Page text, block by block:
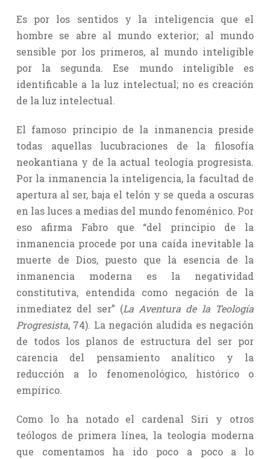
Es por los sentidos y la inteligencia que el
hombre se abre al mundo exterior; al mundo
sensible por los primeros, al mundo inteligible
por la segunda. Ese mundo inteligible es
identificable a la luz intelectual; no es creación
de la luz intelectual.
El famoso principio de la inmanencia preside
todas aquellas lucubraciones de la filosofía
neokantiana y de la actual teología progresista.
Por la inmanencia la inteligencia, la facultad de
apertura al ser, baja el telón y se queda a oscuras
en las luces a medias del mundo fenoménico. Por
eso afirma Fabro que “del principio de la
inmanencia procede por una caída inevitable la
muerte de Dios, puesto que la esencia de la
inmanencia moderna es la negatividad
constitutiva, entendida como negación de la
inmediatez del ser” (La Aventura de la Teología
Progresista, 74). La negación aludida es negación
de todos los planos de estructura del ser por
carencia del pensamiento analítico y la
reducción a lo fenomenológico, histórico o
empírico.
Como lo ha notado el cardenal Siri y otros
teólogos de primera línea, la teología moderna
que comentamos ha ido poco a poco a lo